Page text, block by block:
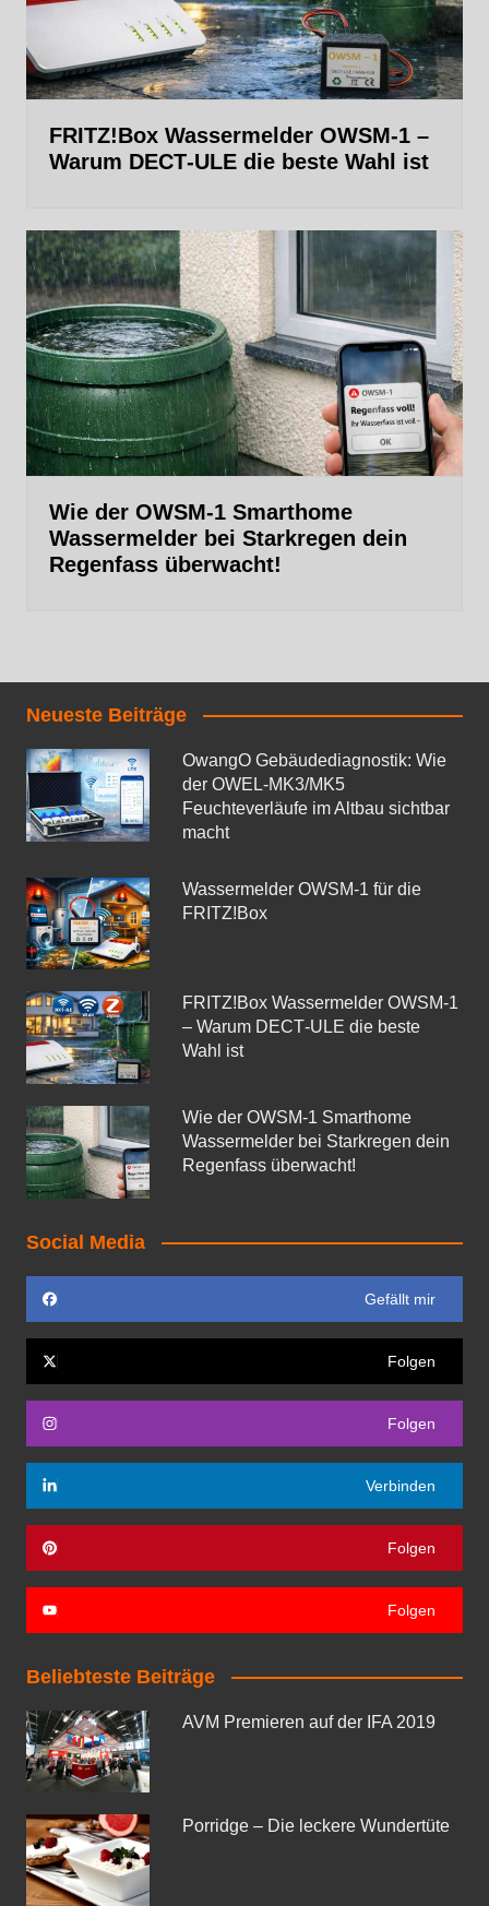
FRITZ!Box Wassermelder OWSM-1 –
Warum DECT‑ULE die beste Wahl ist
Wie der OWSM‑1 Smarthome
Wassermelder bei Starkregen dein
Regenfass überwacht!
Neueste Beiträge
OwangO Gebäudediagnostik: Wie
der OWEL‑MK3/MK5
Feuchteverläufe im Altbau sichtbar
macht
Wassermelder OWSM‑1 für die
FRITZ!Box
FRITZ!Box Wassermelder OWSM-1
– Warum DECT‑ULE die beste
Wahl ist
Wie der OWSM‑1 Smarthome
Wassermelder bei Starkregen dein
Regenfass überwacht!
Social Media
Gefällt mir
Folgen
Folgen
Verbinden
Folgen
Folgen
Beliebteste Beiträge
AVM Premieren auf der IFA 2019
Porridge – Die leckere Wundertüte